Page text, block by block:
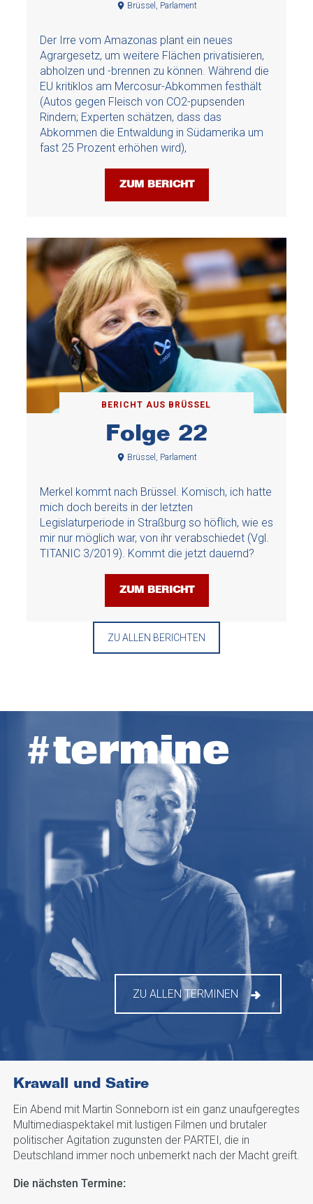
Brüssel, Parlament
Der Irre vom Amazonas plant ein neues
Agrargesetz, um weitere Flächen privatisieren,
abholzen und -brennen zu können. Während die
EU kritiklos am Mercosur-Abkommen festhält
(Autos gegen Fleisch von CO2-pupsenden
Rindern; Experten schätzen, dass das
Abkommen die Entwaldung in Südamerika um
fast 25 Prozent erhöhen wird),
ZUM BERICHT
BERICHT AUS BRÜSSEL
Folge 22
Brüssel, Parlament
Merkel kommt nach Brüssel. Komisch, ich hatte
mich doch bereits in der letzten
Legislaturperiode in Straßburg so höflich, wie es
mir nur möglich war, von ihr verabschiedet (Vgl.
TITANIC 3/2019). Kommt die jetzt dauernd?
ZUM BERICHT
ZU ALLEN BERICHTEN
ZU ALLEN TERMINEN
Krawall und Satire
Ein Abend mit Martin Sonneborn ist ein ganz unaufgeregtes
Multimediaspektakel mit lustigen Filmen und brutaler
politischer Agitation zugunsten der PARTEI, die in
Deutschland immer noch unbemerkt nach der Macht greift.
Die nächsten Termine: